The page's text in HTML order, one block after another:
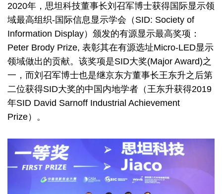
2020年，思坦科技董事长刘召军博士获得国际显示领
域最高组织-国际信息显示学会（SID: Society of
Information Display）颁发的有源显示最高奖项：
Peter Brody Prize, 表彰其在有源选址Micro-LED显示
领域做出的贡献。该奖项是SID大奖(Major Award)之
一，而刘召军博士也是继京东方董事长王东升之后第
二位获得SID大奖的中国内地学者（王东升获得2019
年SID David Sarnoff Industrial Achievement
Prize）。